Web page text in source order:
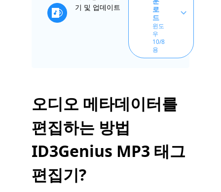
기 및 업데이트
로
드
윈도
우
10/8
용
오디오 메타데이터를
편집하는 방법
ID3Genius MP3 태그
편집기?